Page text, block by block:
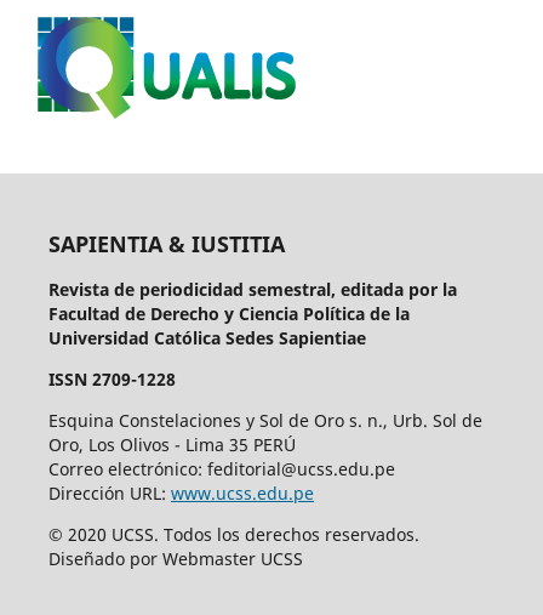
SAPIENTIA & IUSTITIA
Revista de periodicidad semestral, editada por la
Facultad de Derecho y Ciencia Política de la
Universidad Católica Sedes Sapientiae
ISSN 2709-1228
Esquina Constelaciones y Sol de Oro s. n., Urb. Sol de
Oro, Los Olivos - Lima 35 PERÚ
Correo electrónico: feditorial@ucss.edu.pe
Dirección URL: www.ucss.edu.pe
© 2020 UCSS. Todos los derechos reservados.
Diseñado por Webmaster UCSS